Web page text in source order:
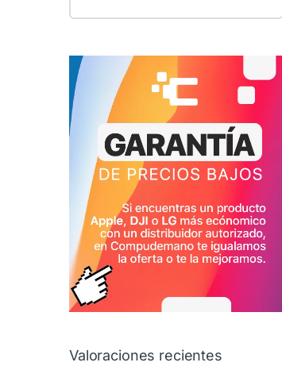
Valoraciones recientes